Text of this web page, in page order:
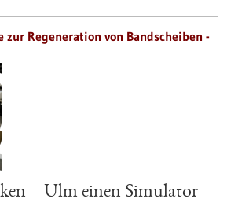
Regeneration von Bandscheiben -
– Ulm einen Simulator